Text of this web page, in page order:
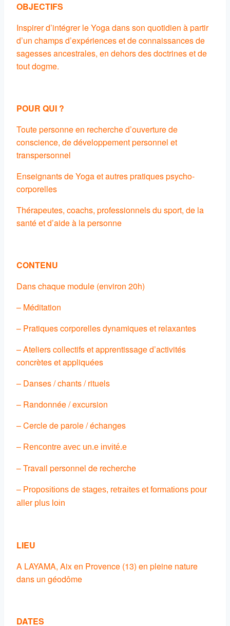
OBJECTIFS
Inspirer d’intégrer le Yoga dans son quotidien à partir
d’un champs d’expériences et de connaissances de
sagesses ancestrales, en dehors des doctrines et de
tout dogme.
POUR QUI ?
Toute personne en recherche d’ouverture de
conscience, de développement personnel et
transpersonnel
Enseignants de Yoga et autres pratiques psycho-
corporelles
Thérapeutes, coachs, professionnels du sport, de la
santé et d’aide à la personne
CONTENU
Dans chaque module (environ 20h)
– Méditation
– Pratiques corporelles dynamiques et relaxantes
– Ateliers collectifs et apprentissage d’activités
concrètes et appliquées
– Danses / chants / rituels
– Randonnée / excursion
– Cercle de parole / échanges
– Rencontre avec un.e invité.e
– Travail personnel de recherche
– Propositions de stages, retraites et formations pour
aller plus loin
LIEU
A LAYAMA, Aix en Provence (13) en pleine nature
dans un géodôme
DATES